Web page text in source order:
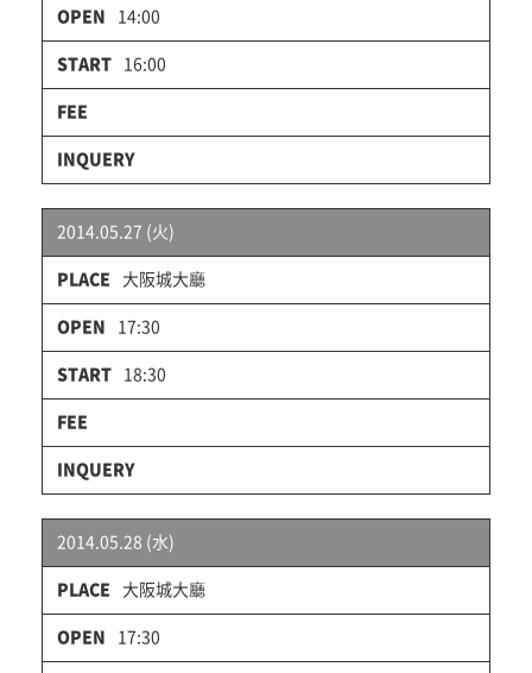
14:00
16:00
2014.05.27 (火)
大阪城大廳
17:30
18:30
2014.05.28 (水)
大阪城大廳
17:30